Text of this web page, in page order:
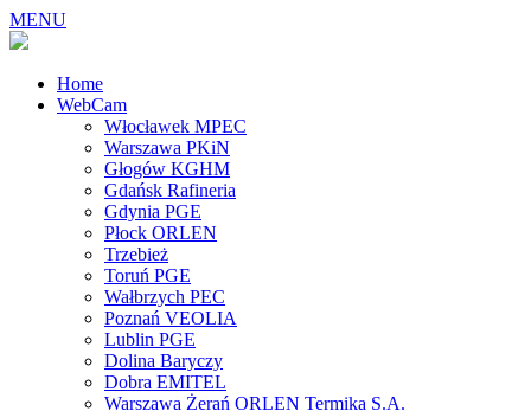
MENU
Home
WebCam
Włocławek MPEC
Warszawa PKiN
Głogów KGHM
Gdańsk Rafineria
Gdynia PGE
Płock ORLEN
Trzebież
Toruń PGE
Wałbrzych PEC
Poznań VEOLIA
Lublin PGE
Dolina Baryczy
Dobra EMITEL
Warszawa Żerań ORLEN Termika S.A.